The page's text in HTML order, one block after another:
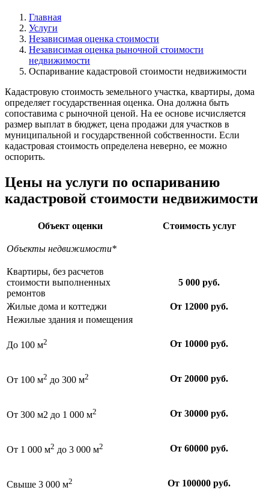
Главная
Услуги
Независимая оценка стоимости
Независимая оценка рыночной стоимости
недвижимости
Оспаривание кадастровой стоимости недвижимости
Кадастровую стоимость земельного участка, квартиры, дома
определяет государственная оценка. Она должна быть
сопоставима с рыночной ценой. На ее основе исчисляется
размер выплат в бюджет, цена продажи для участков в
муниципальной и государственной собственности. Если
кадастровая стоимость определена неверно, ее можно
оспорить.
Цены на услуги по оспариванию
кадастровой стоимости недвижимости
Объект оценки Стоимость услуг
Объекты недвижимости*
Квартиры, без расчетов
стоимости выполненных
ремонтов
5 000 руб.
Жилые дома и коттеджи
От 12000 руб.
Нежилые здания и помещения
До 100 м2 От 10000 руб.
От 100 м2 до 300 м2 От 20000 руб.
От 300 м2 до 1 000 м2 От 30000 руб.
От 1 000 м2 до 3 000 м2 От 60000 руб.
Свыше 3 000 м2 От 100000 руб.